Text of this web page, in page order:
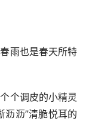
雨也是春天所特
个调皮的小精灵
沥沥”清脆悦耳的